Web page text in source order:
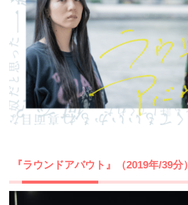
『ラウンドアバウト』（2019年/39分）